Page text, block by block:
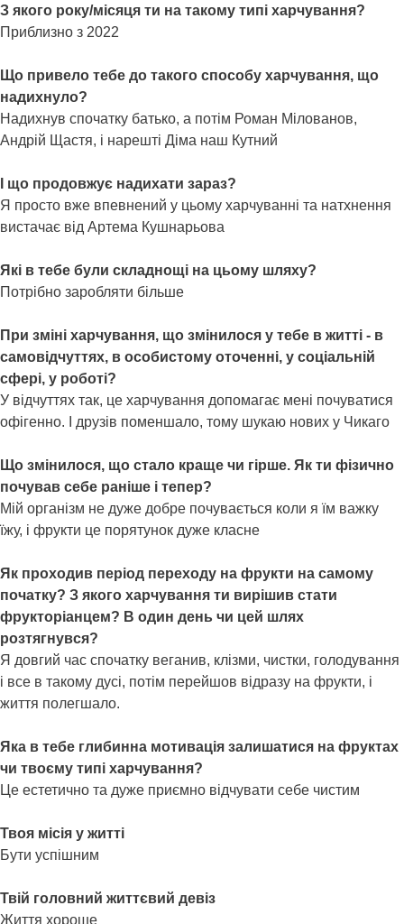
З якого року/місяця ти на такому типі харчування?
Приблизно з 2022
Що привело тебе до такого способу харчування, що
надихнуло?
Надихнув спочатку батько, а потім Роман Мілованов,
Андрій Щастя, і нарешті Діма наш Кутний
І що продовжує надихати зараз?
Я просто вже впевнений у цьому харчуванні та натхнення
вистачає від Артема Кушнарьова
Які в тебе були складнощі на цьому шляху?
Потрібно заробляти більше
При зміні харчування, що змінилося у тебе в житті - в
самовідчуттях, в особистому оточенні, у соціальній
сфері, у роботі?
У відчуттях так, це харчування допомагає мені почуватися
офігенно. І друзів поменшало, тому шукаю нових у Чикаго
Що змінилося, що стало краще чи гірше. Як ти фізично
почував себе раніше і тепер?
Мій організм не дуже добре почувається коли я їм важку
їжу, і фрукти це порятунок дуже класне
Як проходив період переходу на фрукти на самому
початку? З якого харчування ти вирішив стати
фрукторіанцем? В один день чи цей шлях
розтягнувся?
Я довгий час спочатку веганив, клізми, чистки, голодування
і все в такому дусі, потім перейшов відразу на фрукти, і
життя полегшало.
Яка в тебе глибинна мотивація залишатися на фруктах
чи твоєму типі харчування?
Це естетично та дуже приємно відчувати себе чистим
Твоя місія у житті
Бути успішним
Твій головний життєвий девіз
Життя хороше